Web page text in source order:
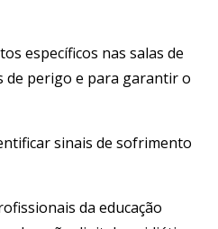
específicos nas salas de
de perigo e para garantir o
sinais de sofrimento
da educação